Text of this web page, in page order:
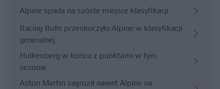
Alpine spada na szóste miejsce klasyfikacji
Racing Bulls przeskoczyło Alpine w klasyfikacji
generalnej
Hulkenberg w końcu z punktami w tym
sezonie
Aston Martin zagroził nawet Alpine na